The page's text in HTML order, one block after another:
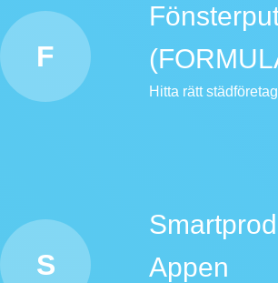
F
Hitta rätt städföretag
S
Appen